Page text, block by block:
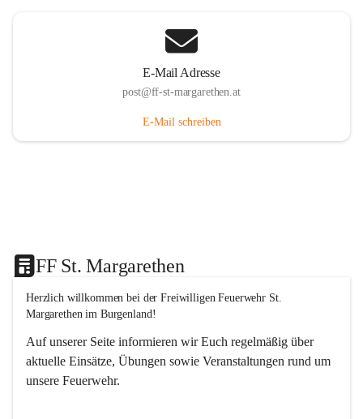
E-Mail Adresse
post@ff-st-margarethen.at
E-Mail schreiben
FF St. Margarethen
Herzlich willkommen bei der Freiwilligen Feuerwehr St.
Margarethen im Burgenland!
Auf unserer Seite informieren wir Euch regelmäßig über
aktuelle Einsätze, Übungen sowie Veranstaltungen rund um
unsere Feuerwehr.